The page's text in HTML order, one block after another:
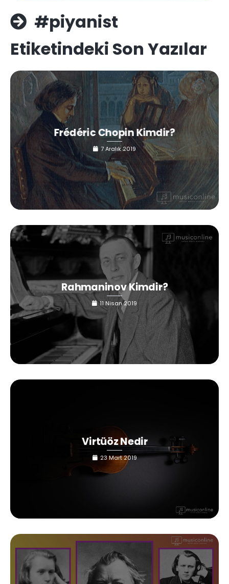
#piyanist
Etiketindeki Son Yazılar
Frédéric Chopin Kimdir?
7 Aralık 2019
Rahmaninov Kimdir?
11 Nisan 2019
Virtüöz Nedir
23 Mart 2019